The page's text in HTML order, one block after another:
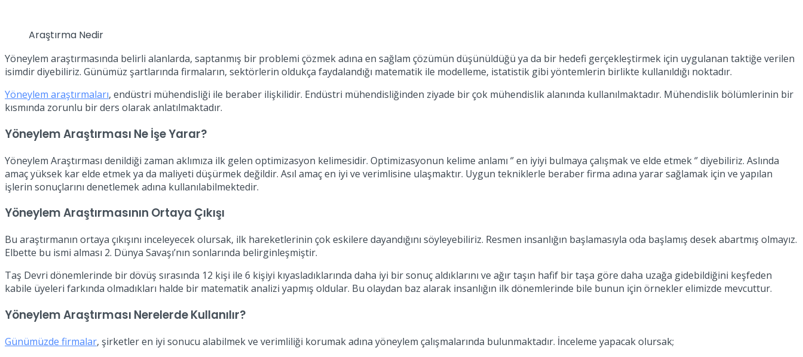
Araştırma Nedir
Yöneylem araştırmasında belirli alanlarda, saptanmış bir problemi çözmek adına en sağlam çözümün düşünüldüğü ya da bir hedefi gerçekleştirmek için uygulanan taktiğe verilen
isimdir diyebiliriz. Günümüz şartlarında firmaların, sektörlerin oldukça faydalandığı matematik ile modelleme, istatistik gibi yöntemlerin birlikte kullanıldığı noktadır.
Yöneylem araştırmaları, endüstri mühendisliği ile beraber ilişkilidir. Endüstri mühendisliğinden ziyade bir çok mühendislik alanında kullanılmaktadır. Mühendislik bölümlerinin bir
kısmında zorunlu bir ders olarak anlatılmaktadır.
Yöneylem Araştırması Ne İşe Yarar?
Yöneylem Araştırması denildiği zaman aklımıza ilk gelen optimizasyon kelimesidir. Optimizasyonun kelime anlamı ‘’ en iyiyi bulmaya çalışmak ve elde etmek ‘’ diyebiliriz. Aslında
amaç yüksek kar elde etmek ya da maliyeti düşürmek değildir. Asıl amaç en iyi ve verimlisine ulaşmaktır. Uygun tekniklerle beraber firma adına yarar sağlamak için ve yapılan
işlerin sonuçlarını denetlemek adına kullanılabilmektedir.
Yöneylem Araştırmasının Ortaya Çıkışı
Bu araştırmanın ortaya çıkışını inceleyecek olursak, ilk hareketlerinin çok eskilere dayandığını söyleyebiliriz. Resmen insanlığın başlamasıyla oda başlamış desek abartmış olmayız.
Elbette bu ismi alması 2. Dünya Savaşı’nın sonlarında belirginleşmiştir.
Taş Devri dönemlerinde bir dövüş sırasında 12 kişi ile 6 kişiyi kıyasladıklarında daha iyi bir sonuç aldıklarını ve ağır taşın hafif bir taşa göre daha uzağa gidebildiğini keşfeden
kabile üyeleri farkında olmadıkları halde bir matematik analizi yapmış oldular. Bu olaydan baz alarak insanlığın ilk dönemlerinde bile bunun için örnekler elimizde mevcuttur.
Yöneylem Araştırması Nerelerde Kullanılır?
Günümüzde firmalar, şirketler en iyi sonucu alabilmek ve verimliliği korumak adına yöneylem çalışmalarında bulunmaktadır. İnceleme yapacak olursak;